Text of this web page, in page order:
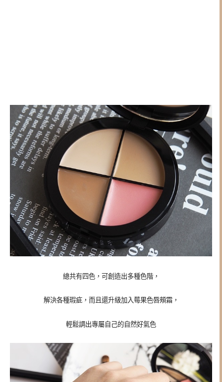
總共有四色，可創造出多種色階，
解決各種瑕疵，而且還升級加入莓果色唇頰霜，
輕鬆調出專屬自己的自然好氣色